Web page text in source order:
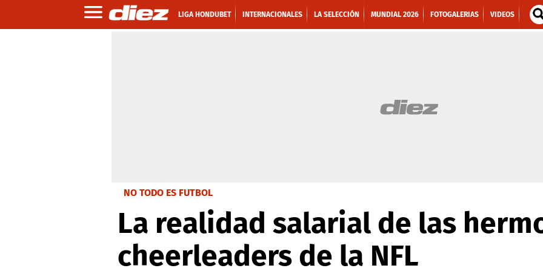
LIGA HONDUBET INTERNACIONALES LA SELECCIÓN MUNDIAL 2026 FOTOGALERIAS VIDEOS
NO TODO ES FUTBOL
La realidad salarial de las
cheerleaders de la NFL